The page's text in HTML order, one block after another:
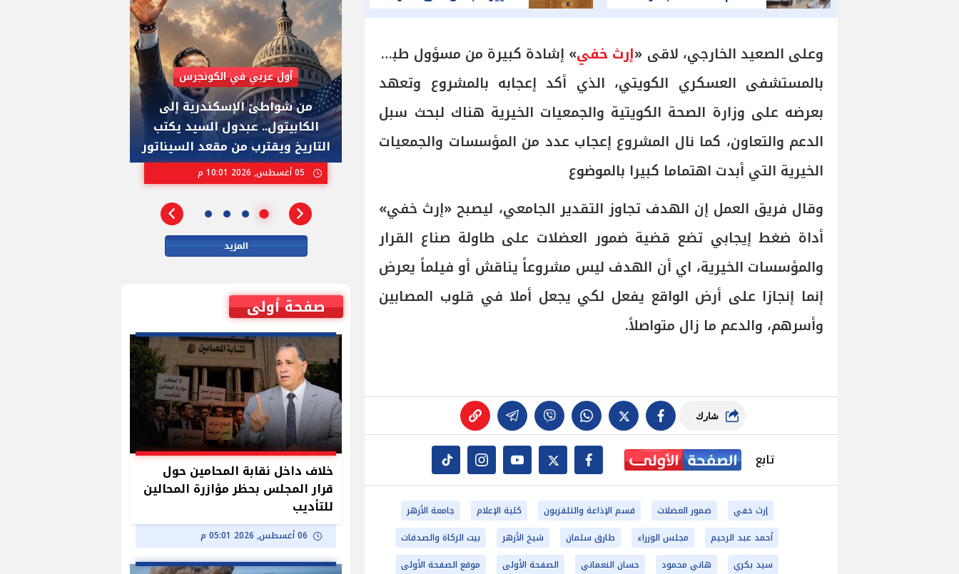
المصرية
وعلى الصعيد الخارجي، لاقى «إرث خفي» إشادة كبيرة من مسؤول طبي
بالمستشفى العسكري الكويتي، الذي أكد إعجابه بالمشروع وتعهد
بعرضه على وزارة الصحة الكويتية والجمعيات الخيرية هناك لبحث سبل
الدعم والتعاون، كما نال المشروع إعجاب عدد من المؤسسات والجمعيات
الخيرية التي أبدت اهتماما كبيرا بالموضوع
وقال فريق العمل إن الهدف تجاوز التقدير الجامعي، ليصبح «إرث خفي»
أداة ضغط إيجابي تضع قضية ضمور العضلات على طاولة صناع القرار
والمؤسسات الخيرية، اي أن الهدف ليس مشروعاً يناقش أو فيلماً يعرض
إنما إنجازا على أرض الواقع يفعل لكي يجعل أملا في قلوب المصابين
وأسرهم، والدعم ما زال متواصلاً.
شارك
تابع
إرث خفي ضمور العضلات قسم الإذاعة والتلفزيون كلية الإعلام
جامعة الأزهر
أحمد عبد الرحيم
مجلس الوزراء طارق سلمان شيخ الأزهر
بيت الزكاة والصدقات
سيد بكري
هاني محمود حسان النعماني الصفحة الأولى موقع الصفحة الأولى
" صاحب صاحبه "
شوقي غريب.. المدير الفني رجل
كل المناصب في الجبلاية برعاية
هاني أبوريدة
أول عربي في الكونجرس
من شواطئ الإسكندرية إلى
الكابيتول.. عبدول السيد يكتب
التاريخ ويقترب من مقعد السيناتور
المزيد
صفحة أولى
خلاف داخل نقابة المحامين حول
قرار المجلس بحظر مؤازرة المحالين
للتأديب
06 أغسطس, 2026 05:01 م